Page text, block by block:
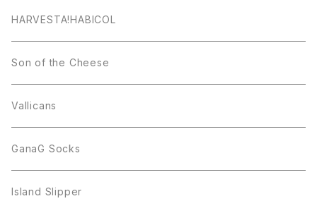
HARVESTA!HABICOL
Son of the Cheese
Vallicans
GanaG Socks
Island Slipper